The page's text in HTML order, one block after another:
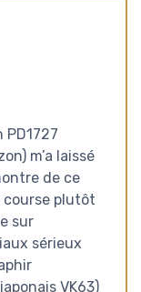
m’a laissé
de ce
course plutôt
sur
sérieux
VK63)